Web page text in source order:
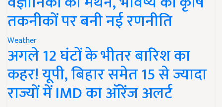
तकनीकों पर बनी नई रणनीति
Weather
अगले 12 घंटों के भीतर बारिश का
कहर! यूपी, बिहार समेत 15 से ज्यादा
राज्यों में IMD का ऑरेंज अलर्ट